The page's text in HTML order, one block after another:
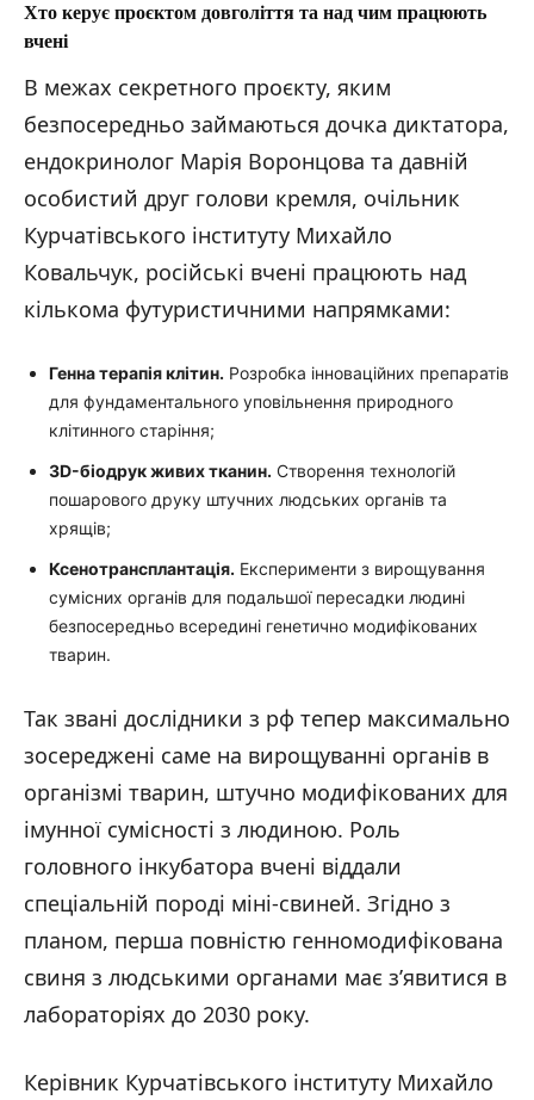
Хто керує проєктом довголіття та над чим працюють
вчені
В межах секретного проєкту, яким
безпосередньо займаються дочка диктатора,
ендокринолог Марія Воронцова та давній
особистий друг голови кремля, очільник
Курчатівського інституту Михайло
Ковальчук, російські вчені працюють над
кількома футуристичними напрямками:
Генна терапія клітин. Розробка інноваційних препаратів
для фундаментального уповільнення природного
клітинного старіння;
3D-біодрук живих тканин. Створення технологій
пошарового друку штучних людських органів та
хрящів;
Ксенотрансплантація. Експерименти з вирощування
сумісних органів для подальшої пересадки людині
безпосередньо всередині генетично модифікованих
тварин.
Так звані дослідники з рф тепер максимально
зосереджені саме на вирощуванні органів в
організмі тварин, штучно модифікованих для
імунної сумісності з людиною. Роль
головного інкубатора вчені віддали
спеціальній породі міні-свиней. Згідно з
планом, перша повністю генномодифікована
свиня з людськими органами має з’явитися в
лабораторіях до 2030 року.
Керівник Курчатівського інституту Михайло